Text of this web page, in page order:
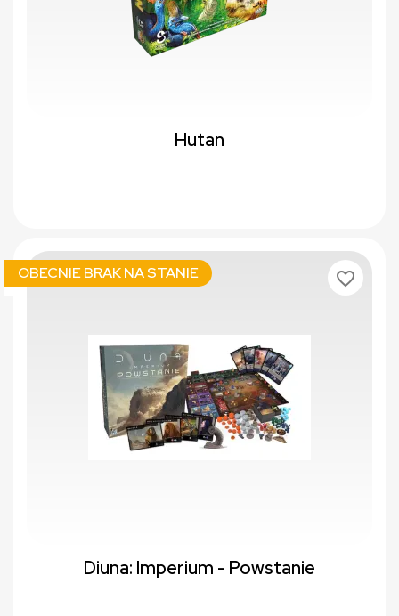
Hutan
Diuna: Imperium - Powstanie
OBECNIE BRAK NA STANIE favorite_border